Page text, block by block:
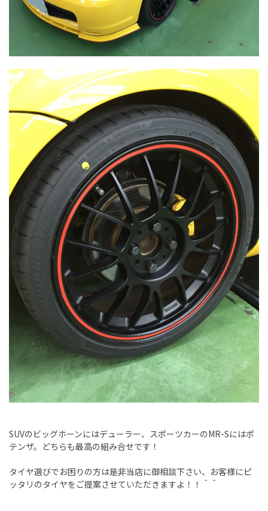
SUVのビッグホーンにはデューラー、スポーツカーのMR-Sにはポ
テンザ。どちらも最高の組み合せです！
タイヤ選びでお困りの方は是非当店に御相談下さい、お客様にピ
ッタリのタイヤをご提案させていただきますよ！！＾＾